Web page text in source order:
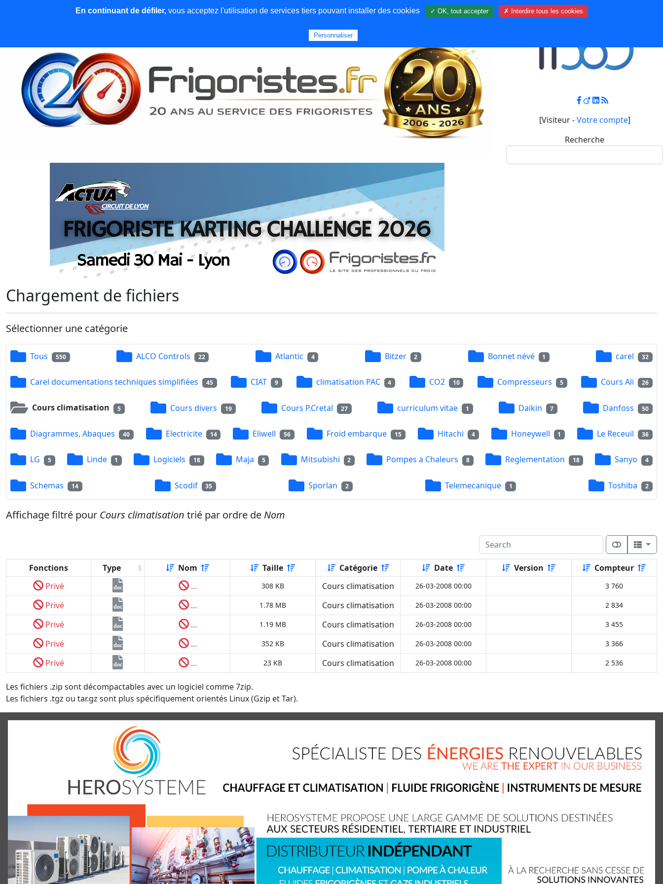
News et articles Emploi Qui sommes nous Contact Mon compte
[Visiteur -Votre compte]
Recherche
Chargement de fichiers
Sélectionner une catégorie
Tous 550 ALCO Controls 22 Atlantic 4 Bitzer 2 Bonnet névé 1 carel 32
Carel documentations techniques simplifiées 45 CIAT 9 climatisation PAC 4 CO2 10 Compresseurs 5 Cours Ali 26
Cours climatisation 5 Cours divers 19 Cours P.Cretal 27 curriculum vitae 1 Daikin 7 Danfoss 50
Diagrammes, Abaques 40 Electricite 14 Eliwell 56 Froid embarque 15 Hitachi 4 Honeywell 1 Le Receuil 36
LG 5 Linde 1 Logiciels 18 Maja 5 Mitsubishi 2 Pompes a Chaleurs 8 Reglementation 18 Sanyo 4
Schemas 14 Scodif 35 Sporlan 2 Telemecanique 1 Toshiba 2
Affichage filtré pour Cours climatisation trié par ordre de Nom
Fonctions Type Nom Taille Catégorie Date Version
Compteur
Privé
doc ... 308 KB Cours climatisation 26-03-2008 00:00 3 760
Privé doc ... 1.78 MB Cours climatisation 26-03-2008 00:00 2 834
Privé doc ... 1.19 MB Cours climatisation 26-03-2008 00:00 3 455
Privé doc ... 352 KB Cours climatisation 26-03-2008 00:00 3 366
Privé doc ... 23 KB Cours climatisation 26-03-2008 00:00 2 536
Les fichiers .zip sont décompactables avec un logiciel comme 7zip.
Les fichiers .tgz ou tar.gz sont plus spécifiquement orientés Linux (Gzip et Tar).
En continuant de défiler,vous acceptez l'utilisation de services tiers pouvant installer des cookies ✓ OK, tout accepter ✗ Interdire tous les cookies
Personnaliser